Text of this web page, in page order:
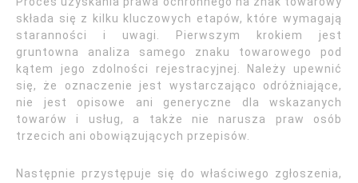
składa się z kilku kluczowych etapów, które wymagają
staranności i uwagi. Pierwszym krokiem jest
gruntowna analiza samego znaku towarowego pod
kątem jego zdolności rejestracyjnej. Należy upewnić
się, że oznaczenie jest wystarczająco odróżniające,
nie jest opisowe ani generyczne dla wskazanych
towarów i usług, a także nie narusza praw osób
trzecich ani obowiązujących przepisów.
Następnie przystępuje się do właściwego zgłoszenia,